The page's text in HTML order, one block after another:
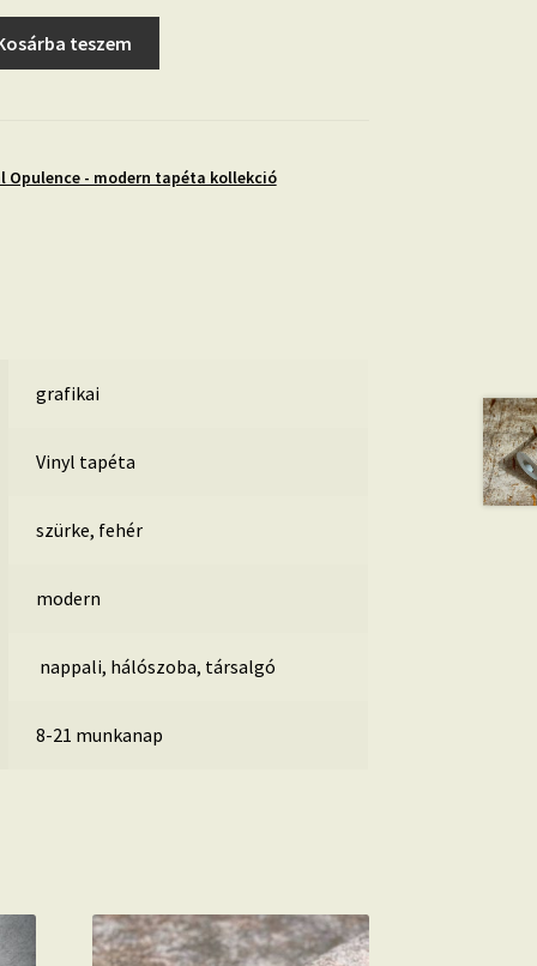
teszem
Opulence - modern tapéta kollekció
grafikai
Vinyl tapéta
szürke, fehér
modern
nappali, hálószoba, társalgó
8-21 munkanap